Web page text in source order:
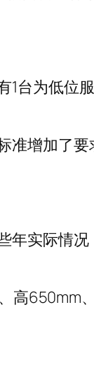
台为低位服
增加了要
年实际情
高650mm